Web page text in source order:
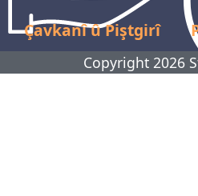
Çavkanî û Piştgirî
Copyright 2026